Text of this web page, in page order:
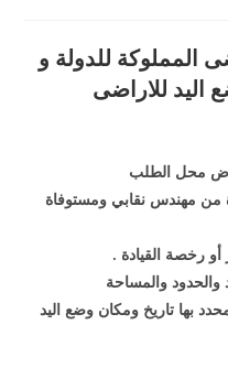
المملوكة للدولة و
اليد للاراضى
محل الطلب
من مهندس نقابي ومستوفاة
رخصة القيادة .
والمساحة
بها تاريخ ومكان وضع اليد